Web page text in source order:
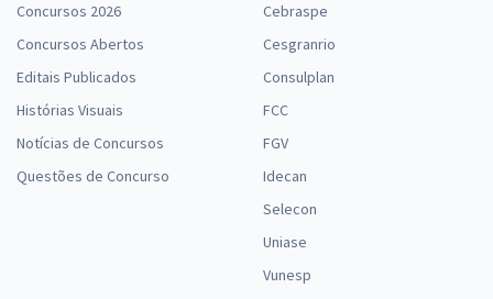
Comprar
- Cargo 12: Analista Judiciário - Área: Judiciária
à vista
R$52,72
Economize R$ 158,16 (-20%)
Comprar
Concursos 2026
Concursos Abertos
Editais Publicados
Histórias Visuais
Notícias de Concursos
Questões de Concurso
Cebraspe
Cesgranrio
Consulplan
FCC
FGV
Idecan
Selecon
Uniase
Vunesp